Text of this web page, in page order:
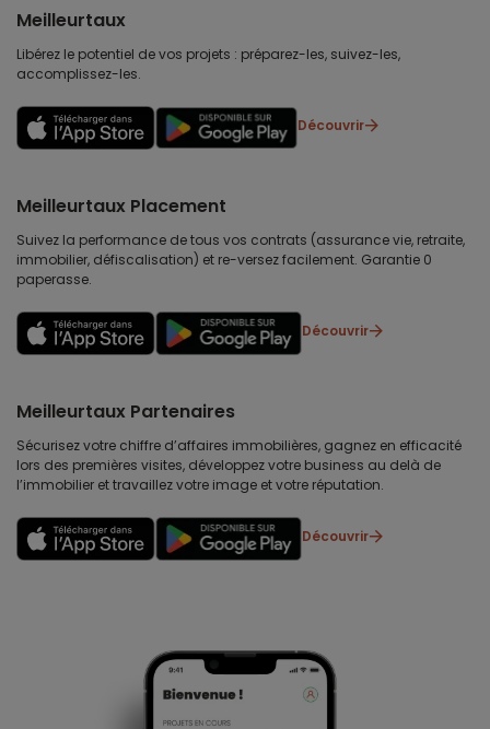
Meilleurtaux
Libérez le potentiel de vos projets : préparez-les, suivez-les,
accomplissez-les.
Découvrir
Meilleurtaux Placement
Suivez la performance de tous vos contrats (assurance vie, retraite,
immobilier, défiscalisation) et re-versez facilement. Garantie 0
paperasse.
Découvrir
Meilleurtaux Partenaires
Sécurisez votre chiffre d’affaires immobilières, gagnez en efficacité
lors des premières visites, développez votre business au delà de
l’immobilier et travaillez votre image et votre réputation.
Découvrir